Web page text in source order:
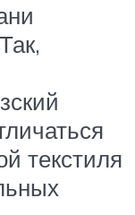
текстиля